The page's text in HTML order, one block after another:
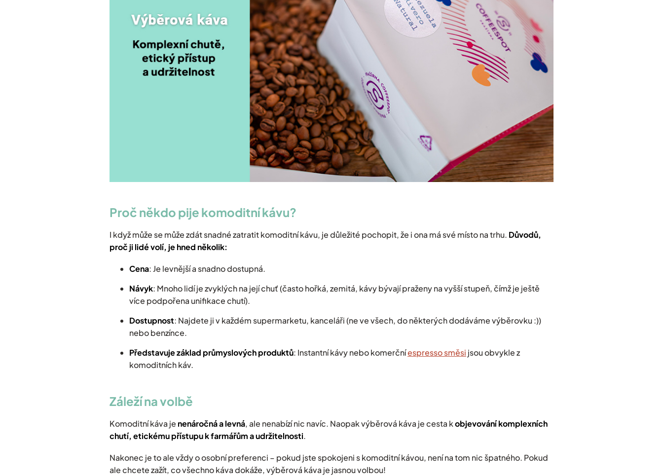
Proč někdo pije komoditní kávu?
I když může se může zdát snadné zatratit komoditní kávu, je důležité pochopit, že i ona má své místo na trhu. Důvodů,
proč ji lidé volí, je hned několik:
Cena: Je levnější a snadno dostupná.
Návyk: Mnoho lidí je zvyklých na její chuť (často hořká, zemitá, kávy bývají praženy na vyšší stupeň, čímž je ještě
více podpořena unifikace chutí).
Dostupnost: Najdete ji v každém supermarketu, kanceláři (ne ve všech, do některých dodáváme výběrovku :))
nebo benzínce.
Představuje základ průmyslových produktů: Instantní kávy nebo komerčníespresso směsi jsou obvykle z
komoditních káv.
Záleží na volbě
Komoditní káva je nenáročná a levná, ale nenabízí nic navíc. Naopak výběrová káva je cesta kobjevování komplexních
chutí, etickému přístupu k farmářům a udržitelnosti.
Nakonec je to ale vždy o osobní preferenci – pokud jste spokojeni s komoditní kávou, není na tom nic špatného. Pokud
ale chcete zažít, co všechno káva dokáže, výběrová káva je jasnou volbou!